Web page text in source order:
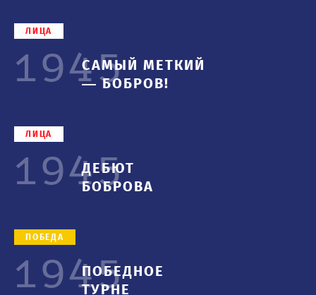
ЛИЦА
1945САМЫЙ МЕТКИЙ
— БОБРОВ!
ЛИЦА
1945
ДЕБЮТ
БОБРОВА
ПОБЕДА
1945
ПОБЕДНОЕ
ТУРНЕ